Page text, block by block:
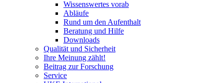
Wissenswertes vorab
Abläufe
Rund um den Aufenthalt
Beratung und Hilfe
Downloads
Qualität und Sicherheit
Ihre Meinung zählt!
Beitrag zur Forschung
Service